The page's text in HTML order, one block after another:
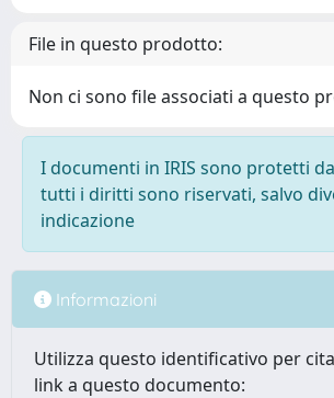
File in questo prodotto:
Non ci sono file associati a questo
I documenti in IRIS sono protetti
tutti i diritti sono riservati, salvo
indicazione
Informazioni
Utilizza questo identificativo per
link a questo documento: